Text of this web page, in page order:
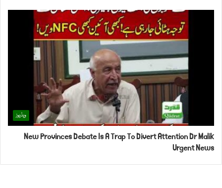
ویڈیوز
New Provinces Debate Is A Trap To Divert Attention Dr Malik
Urgent News